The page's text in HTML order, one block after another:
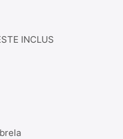
INCLUS